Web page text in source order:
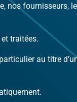
nos fournisseurs,
traitées.
au titre